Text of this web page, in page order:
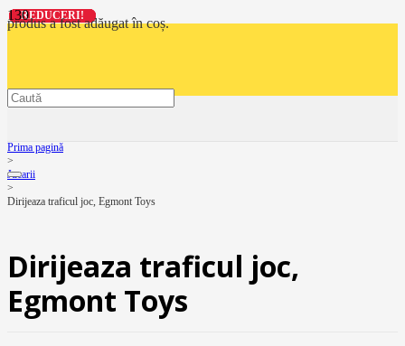
produsa fost adăugat în coș.
Prima pagină
>
Jucarii
>
Dirijeaza traficul joc, Egmont Toys
Dirijeaza traficul joc,
Egmont Toys
REDUCERI!
REDUCERI!
REDUCERI!
REDUCERI!